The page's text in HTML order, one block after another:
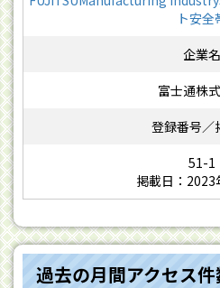
ト安全
富士通株
51-1
掲載日：2023
過去の月間アクセス